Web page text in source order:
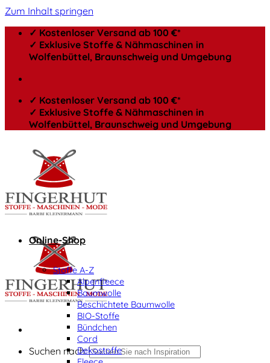
Zum Inhalt springen
✓ Kostenloser Versand ab 100 €*
✓ Exklusive Stoffe & Nähmaschinen in
Wolfenbüttel, Braunschweig und Umgebung
✓ Kostenloser Versand ab 100 €*
✓ Exklusive Stoffe & Nähmaschinen in
Wolfenbüttel, Braunschweig und Umgebung
Suchen nach:
Online-Shop
Stoffe A-Z
Alpenfleece
Baumwolle
Beschichtete Baumwolle
BIO-Stoffe
Bündchen
Cord
Dekostoffe